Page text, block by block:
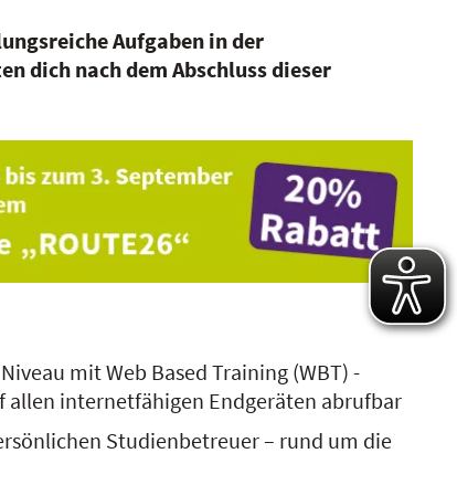
Aufgaben in der
dich nach dem Abschluss dieser
mit Web Based Training (WBT) -
allen internetfähigen Endgeräten abrufbar
Studienbetreuer – rund um die